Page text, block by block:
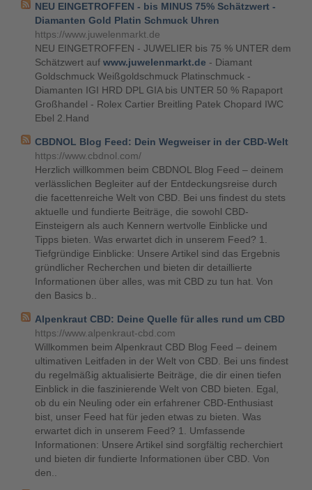
NEU EINGETROFFEN - bis MINUS 75% Schätzwert -
Diamanten Gold Platin Schmuck Uhren
https://www.juwelenmarkt.de
NEU EINGETROFFEN - JUWELIER bis 75 % UNTER dem
Schätzwert auf www.juwelenmarkt.de - Diamant
Goldschmuck Weißgoldschmuck Platinschmuck -
Diamanten IGI HRD DPL GIA bis UNTER 50 % Rapaport
Großhandel - Rolex Cartier Breitling Patek Chopard IWC
Ebel 2.Hand
CBDNOL Blog Feed: Dein Wegweiser in der CBD-Welt
https://www.cbdnol.com/
Herzlich willkommen beim CBDNOL Blog Feed – deinem
verlässlichen Begleiter auf der Entdeckungsreise durch
die facettenreiche Welt von CBD. Bei uns findest du stets
aktuelle und fundierte Beiträge, die sowohl CBD-
Einsteigern als auch Kennern wertvolle Einblicke und
Tipps bieten. Was erwartet dich in unserem Feed? 1.
Tiefgründige Einblicke: Unsere Artikel sind das Ergebnis
gründlicher Recherchen und bieten dir detaillierte
Informationen über alles, was mit CBD zu tun hat. Von
den Basics b..
Alpenkraut CBD: Deine Quelle für alles rund um CBD
https://www.alpenkraut-cbd.com
Willkommen beim Alpenkraut CBD Blog Feed – deinem
ultimativen Leitfaden in der Welt von CBD. Bei uns findest
du regelmäßig aktualisierte Beiträge, die dir einen tiefen
Einblick in die faszinierende Welt von CBD bieten. Egal,
ob du ein Neuling oder ein erfahrener CBD-Enthusiast
bist, unser Feed hat für jeden etwas zu bieten. Was
erwartet dich in unserem Feed? 1. Umfassende
Informationen: Unsere Artikel sind sorgfältig recherchiert
und bieten dir fundierte Informationen über CBD. Von
den..